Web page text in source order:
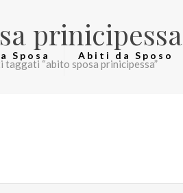
Sposa Abiti da Sposo
prinicipessa
“abito sposa prinicipessa”